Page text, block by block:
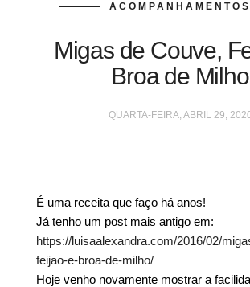
ACOMPANHAMENTOS
Migas de Couve,
Broa de Milho
QUARTA-FEIRA, ABRIL 29,
É uma receita que faço há anos!
Já tenho um post mais antigo em:
https://luisaalexandra.com/2016/02/
feijao-e-broa-de-milho/
Hoje venho novamente mostrar a